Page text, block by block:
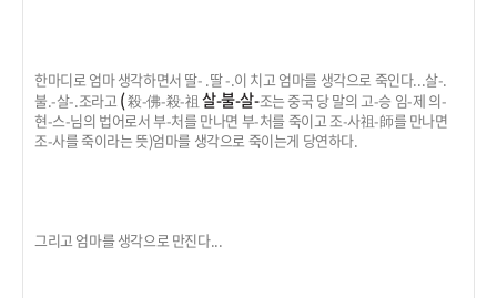
한마디로 엄마 생각하면서 딸- .딸 -.이 치고 엄마를 생각으로 죽인다...살-.
불.-살-.조라고(殺-佛-殺-祖살-불-살-조는 중국 당 말의 고-승 임-제 의-
현-스-님의 법어로서 부-처를 만나면 부-처를 죽이고 조-사祖-師를 만나면
조-사를 죽이라는 뜻)엄마를 생각으로 죽이는게 당연하다.
그리고 엄마를 생각으로 만진다...